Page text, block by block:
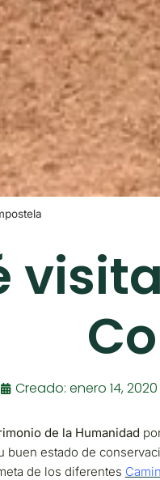
Creado: enero 14, 2020
de la Humanidad
buen estado de
de los diferentes